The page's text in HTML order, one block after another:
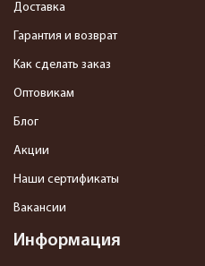
Информация
Доставка
Гарантия и возврат
Как сделать заказ
Оптовикам
Блог
Акции
Наши сертификаты
Вакансии